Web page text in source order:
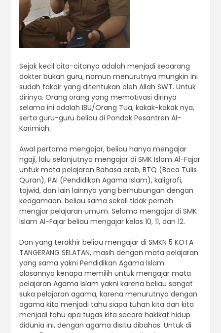
Sejak kecil cita-citanya adalah menjadi seoarang
dokter bukan guru, namun menurutnya mungkin ini
sudah takdir yang ditentukan oleh Allah SWT. Untuk
dirinya. Orang orang yang memotivasi dirinya
selama ini adalah IBU/Orang Tua, kakak-kakak nya,
serta guru-guru beliau di Pondok Pesantren Al-
Karimiah.
Awal pertama mengajar, beliau hanya mengajar
ngaji, lalu selanjutnya mengajar di SMK Islam Al-Fajar
untuk mata pelajaran Bahasa arab, BTQ (Baca Tulis
Quran), PAI (Pendidikan Agama Islam), kaligrafi,
tajwid, dan lain lainnya yang berhubungan dengan
keagamaan. beliau sama sekali tidak pernah
mengjar pelajaran umum. Selama mengajar di SMK
Islam Al-Fajar beliau mengajar kelas 10, 11, dan 12.
Dan yang terakhir beliau mengajar di SMKN 5 KOTA
TANGERANG SELATAN, masih dengan mata pelajaran
yang sama yakni Pendidikan Agama Islam.
alasannya kenapa memilih untuk mengajar mata
pelajaran Agama Islam yakni karena beliau sangat
suka pelajaran agama, karena menurutnya dengan
agama kita menjadi tahu siapa tuhan kita dan kita
menjadi tahu apa tugas kita secara hakikat hidup
didunia ini, dengan agama disitu dibahas. Untuk di